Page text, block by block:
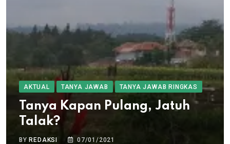
AKTUAL TANYA JAWAB TANYA JAWAB RINGKAS
Tanya Kapan Pulang, Jatuh
Talak?
BYREDAKSI 07/01/2021